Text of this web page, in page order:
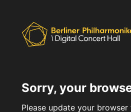
Sorry, your
Please update your